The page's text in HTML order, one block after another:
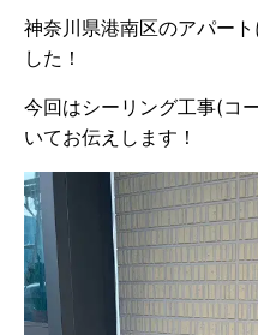
神奈川県港南区のアパー
した！
今回はシーリング工事(コ
いてお伝えします！